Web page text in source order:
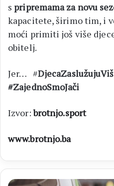
spripremama za novu
kapacitete, širimo tim, i
moći primiti još više
obitelj.
Jer… #
#ZajednoSmoJači
Izvor:brotnjo.sport
www.brotnjo.ba
PROMJENE